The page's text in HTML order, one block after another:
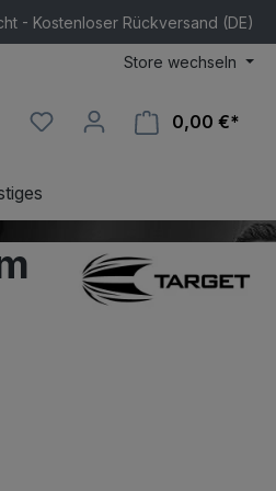
- Kostenloser Rückversand (DE)
Store wechseln
0,00 €*